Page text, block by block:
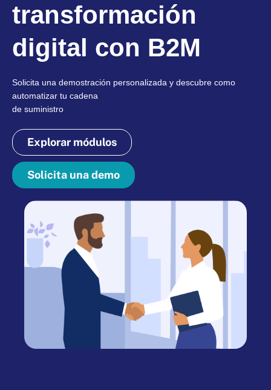
transformación
digital con B2M
Solicita una demostración personalizada y descubre como
automatizar tu cadena
de suministro
Explorar módulos
Solicita una demo